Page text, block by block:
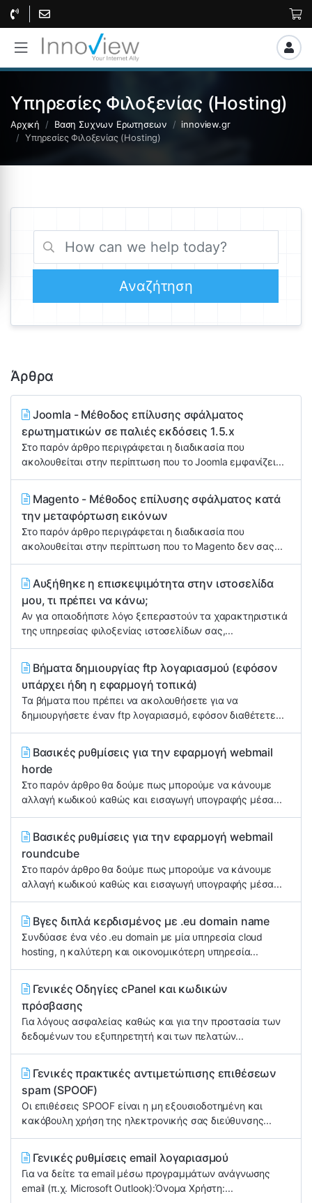
Υπηρεσίες Φιλοξενίας (Hosting)
Αρχική Βαση Συχνων Ερωτησεων
innoview.gr
Υπηρεσίες Φιλοξενίας (Hosting)
Άρθρα
Joomla - Μέθοδος επίλυσης σφάλματος
ερωτηματικών σε παλιές εκδόσεις 1.5.x
Στο παρόν άρθρο περιγράφεται η διαδικασία που
ακολουθείται στην περίπτωση που το Joomla εμφανίζει...
Magento - Μέθοδος επίλυσης σφάλματος κατά
την μεταφόρτωση εικόνων
Στο παρόν άρθρο περιγράφεται η διαδικασία που
ακολουθείται στην περίπτωση που το Magento δεν σας...
Αυξήθηκε η επισκεψιμότητα στην ιστοσελίδα
μου, τι πρέπει να κάνω;
Αν για οποιοδήποτε λόγο ξεπεραστούν τα χαρακτηριστικά
της υπηρεσίας φιλοξενίας ιστοσελίδων σας,...
Βήματα δημιουργίας ftp λογαριασμού (εφόσον
υπάρχει ήδη η εφαρμογή τοπικά)
Τα βήματα που πρέπει να ακολουθήσετε για να
δημιουργήσετε έναν ftp λογαριασμό, εφόσον διαθέτετε...
Βασικές ρυθμίσεις για την εφαρμογή webmail
horde
Στο παρόν άρθρο θα δούμε πως μπορούμε να κάνουμε
αλλαγή κωδικού καθώς και εισαγωγή υπογραφής μέσα...
Βασικές ρυθμίσεις για την εφαρμογή webmail
roundcube
Στο παρόν άρθρο θα δούμε πως μπορούμε να κάνουμε
αλλαγή κωδικού καθώς και εισαγωγή υπογραφής μέσα...
Βγες διπλά κερδισμένος με .eu domain name
Συνδύασε ένα νέο .eu domain με μία υπηρεσία cloud
hosting, η καλύτερη και οικονομικότερη υπηρεσία...
Γενικές Οδηγίες cPanel και κωδικών
πρόσβασης
Για λόγους ασφαλείας καθώς και για την προστασία των
δεδομένων του εξυπηρετητή και των πελατών...
Γενικές πρακτικές αντιμετώπισης επιθέσεων
spam (SPOOF)
Οι επιθέσεις SPOOF είναι η μη εξουσιοδοτημένη και
κακόβουλη χρήση της ηλεκτρονικής σας διεύθυνσης...
Γενικές ρυθμίσεις email λογαριασμού
Για να δείτε τα email μέσω προγραμμάτων ανάγνωσης
email (π.χ. Microsoft Outlook):Όνομα Χρήστη:...